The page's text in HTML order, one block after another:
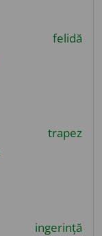
felidă
trapez
ingerință